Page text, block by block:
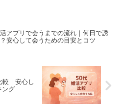
アプリで会うまでの流れ｜何日で誘
安心して会うための目安とコツ
較｜安心し
ング